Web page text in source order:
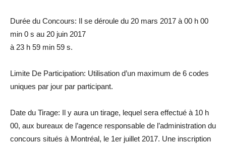
Durée du Concours: Il se déroule du 20 mars 2017 à 00 h 00
min 0 s au 20 juin 2017
à 23 h 59 min 59 s.
Limite De Participation: Utilisation d’un maximum de 6 codes
uniques par jour par participant.
Date du Tirage: Il y aura un tirage, lequel sera effectué à 10 h
00, aux bureaux de l’agence responsable de l’administration du
concours situés à Montréal, le 1er juillet 2017. Une inscription